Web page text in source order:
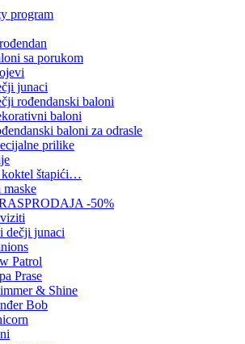
program
sa porukom
junaci
rođendanski baloni
baloni
baloni za odrasle
prilike
koktel štapići…
-50%
dečji junaci
Patrol
Prase
& Shine
Bob